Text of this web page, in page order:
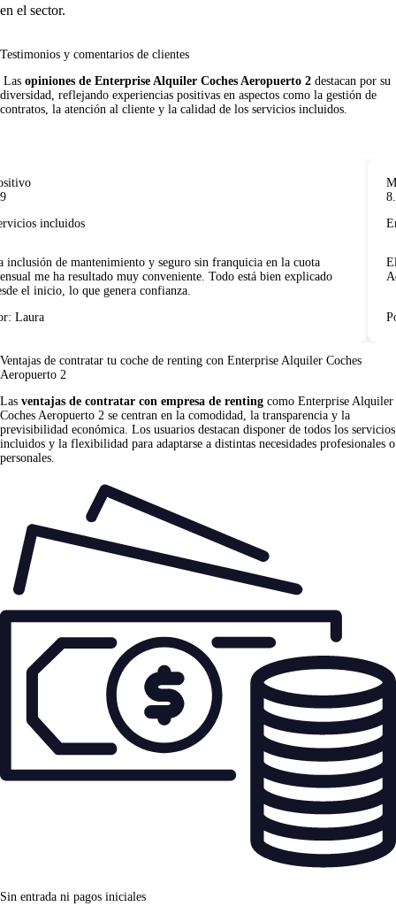
en el sector.
Testimonios y comentarios de clientes
Las opiniones de Enterprise Alquiler Coches Aeropuerto 2 destacan por su
diversidad, reflejando experiencias positivas en aspectos como la gestión de
contratos, la atención al cliente y la calidad de los servicios incluidos.
incluidos
de mantenimiento y seguro sin franquicia en la cuota
me ha resultado muy conveniente. Todo está bien explicado
el inicio, lo que genera confianza.
Laura
8.7
Ventajas de contratar tu coche de renting con Enterprise Alquiler Coches
Aeropuerto 2
Las ventajas de contratar con empresa de renting como Enterprise Alquiler
Coches Aeropuerto 2 se centran en la comodidad, la transparencia y la
previsibilidad económica. Los usuarios destacan disponer de todos los servicios
incluidos y la flexibilidad para adaptarse a distintas necesidades profesionales o
personales.
Sin entrada ni pagos iniciales